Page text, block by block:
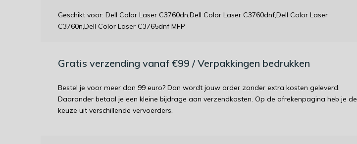
Geschikt voor: Dell Color Laser C3760dn,Dell Color Laser C3760dnf,Dell Color Laser
C3760n,Dell Color Laser C3765dnf MFP
Gratis verzending vanaf €99 / Verpakkingen bedrukken
Bestel je voor meer dan 99 euro? Dan wordt jouw order zonder extra kosten geleverd.
Daaronder betaal je een kleine bijdrage aan verzendkosten. Op de afrekenpagina heb je de
keuze uit verschillende vervoerders.